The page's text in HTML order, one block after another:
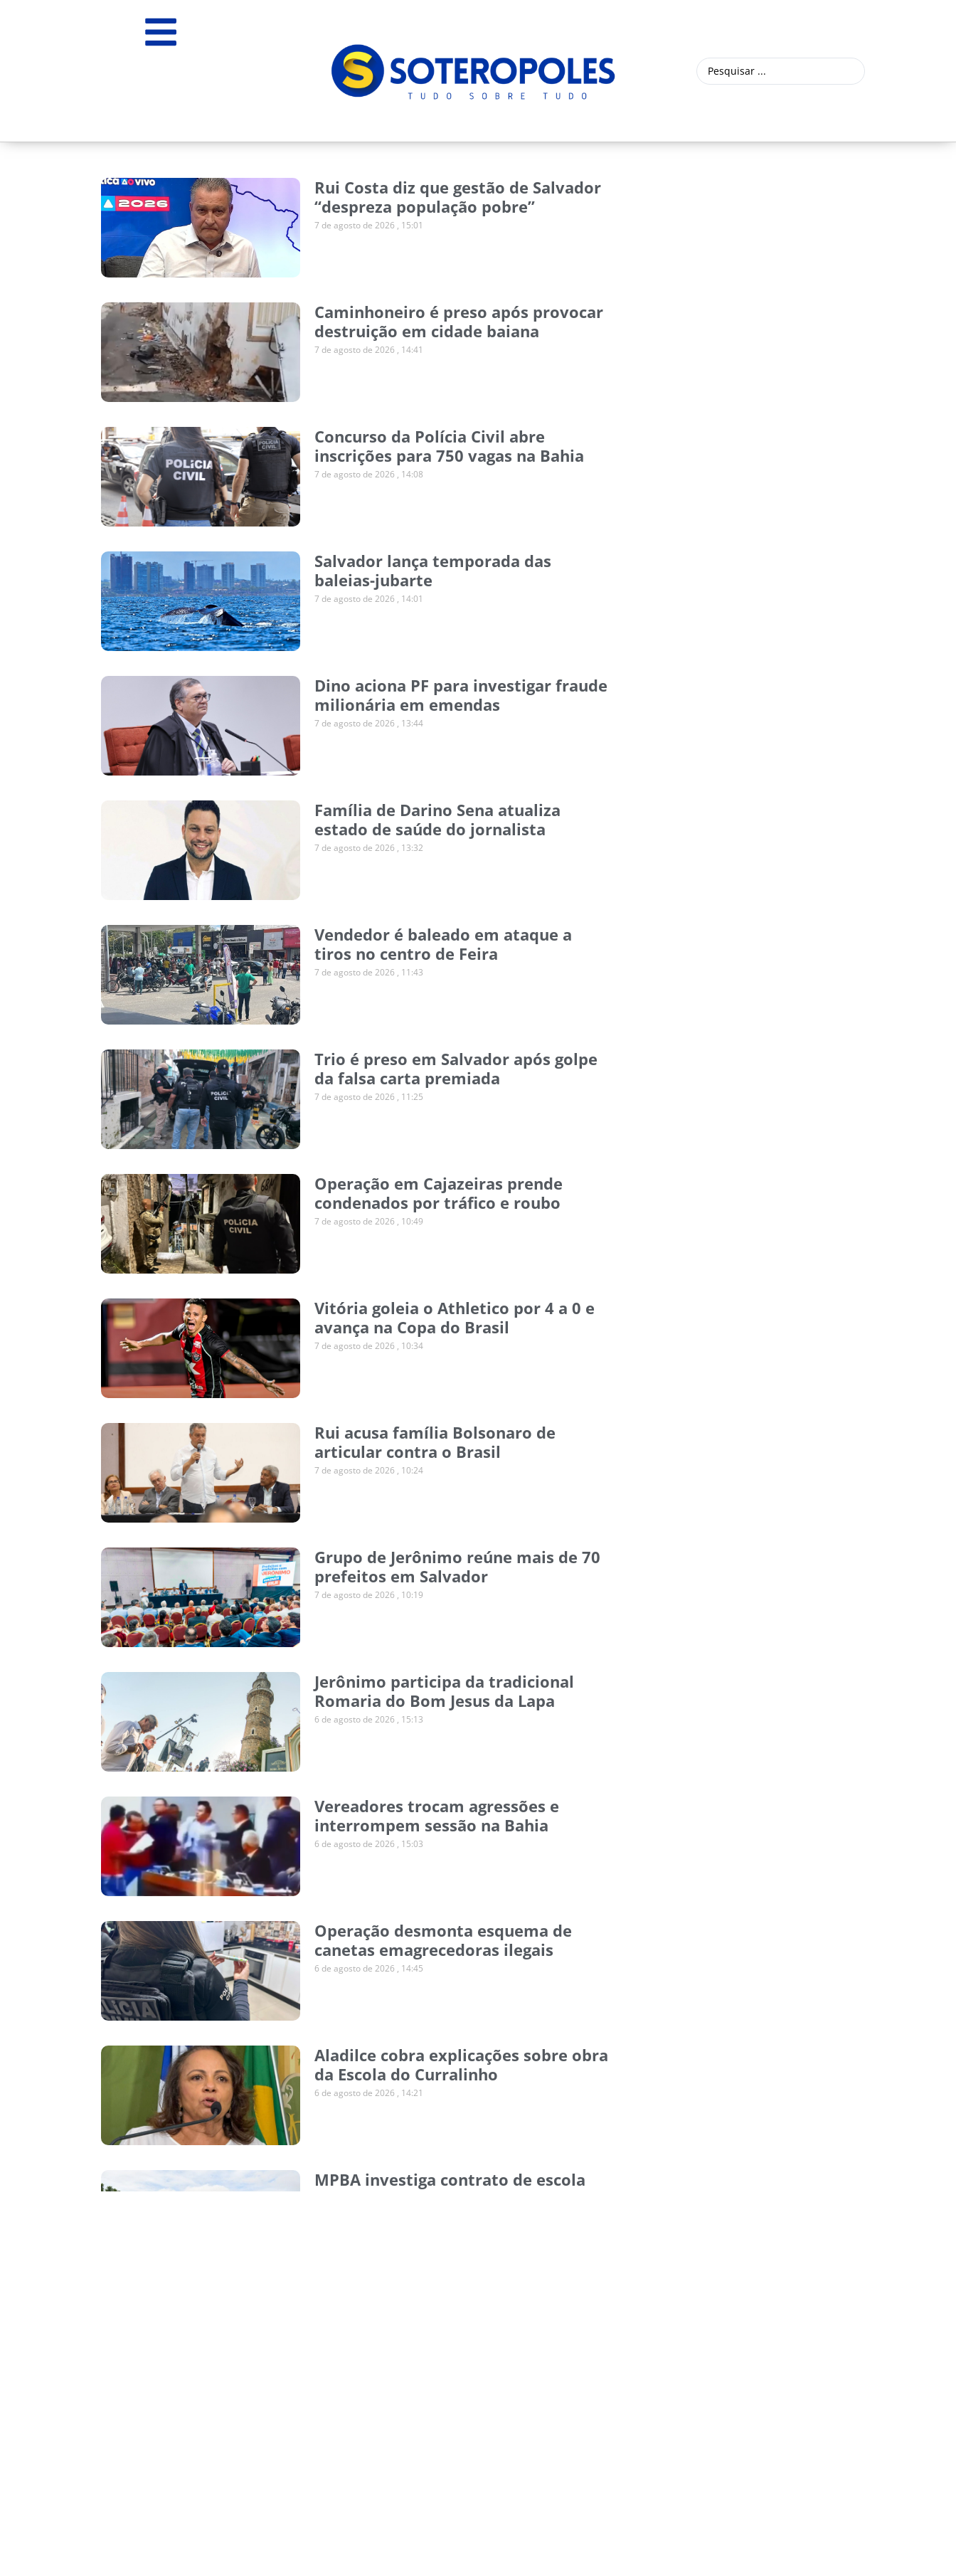
Rui Costa diz que gestão de Salvador
“despreza população pobre”
7 de agosto de 2026 15:01
Caminhoneiro é preso após provocar
destruição em cidade baiana
7 de agosto de 2026 14:41
Concurso da Polícia Civil abre
inscrições para 750 vagas na Bahia
7 de agosto de 2026 14:08
Salvador lança temporada das
baleias-jubarte
7 de agosto de 2026 14:01
Dino aciona PF para investigar fraude
milionária em emendas
7 de agosto de 2026 13:44
Família de Darino Sena atualiza
estado de saúde do jornalista
7 de agosto de 2026 13:32
Vendedor é baleado em ataque a
tiros no centro de Feira
7 de agosto de 2026 11:43
Trio é preso em Salvador após golpe
da falsa carta premiada
7 de agosto de 2026 11:25
Operação em Cajazeiras prende
condenados por tráfico e roubo
7 de agosto de 2026 10:49
Vitória goleia o Athletico por 4 a 0 e
avança na Copa do Brasil
7 de agosto de 2026 10:34
Rui acusa família Bolsonaro de
articular contra o Brasil
7 de agosto de 2026 10:24
Grupo de Jerônimo reúne mais de 70
prefeitos em Salvador
7 de agosto de 2026 10:19
Jerônimo participa da tradicional
Romaria do Bom Jesus da Lapa
6 de agosto de 2026 15:13
Vereadores trocam agressões e
interrompem sessão na Bahia
6 de agosto de 2026 15:03
Operação desmonta esquema de
canetas emagrecedoras ilegais
6 de agosto de 2026 14:45
Aladilce cobra explicações sobre obra
da Escola do Curralinho
6 de agosto de 2026 14:21
MPBA investiga contrato de escola